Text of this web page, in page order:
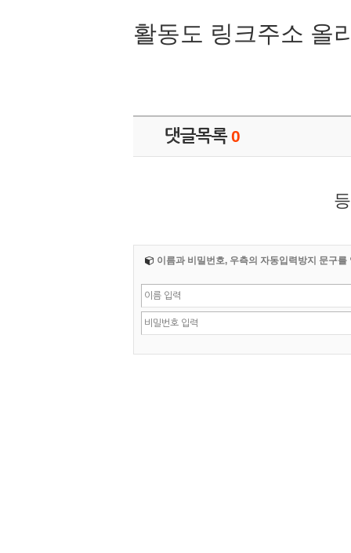
활동도 링크주소 올
댓글목록0
이름과 비밀번호, 우측의 자동입력방지 문구를